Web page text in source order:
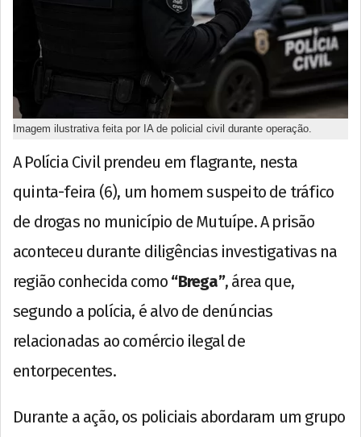
Imagem ilustrativa feita por IA de policial civil durante operação.
A Polícia Civil prendeu em flagrante, nesta
quinta-feira (6), um homem suspeito de tráfico
de drogas no município de Mutuípe. A prisão
aconteceu durante diligências investigativas na
região conhecida como “Brega”, área que,
segundo a polícia, é alvo de denúncias
relacionadas ao comércio ilegal de
entorpecentes.
Durante a ação, os policiais abordaram um grupo